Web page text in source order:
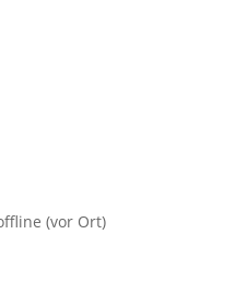
(vor Ort)